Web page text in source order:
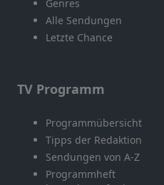
Genres
Alle Sendungen
Letzte Chance
TV Programm
Programmübersicht
Tipps der Redaktion
Sendungen von A-Z
Programmheft